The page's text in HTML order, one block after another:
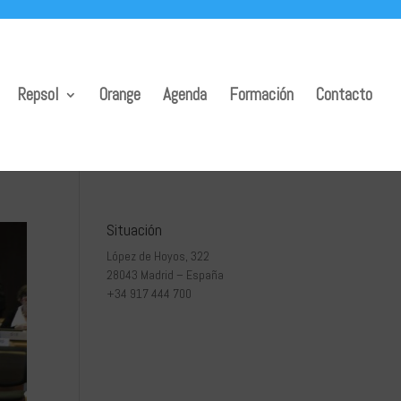
Repsol Orange Agenda Formación Contacto
Situación
López de Hoyos, 322
28043 Madrid – España
+34 917 444 700